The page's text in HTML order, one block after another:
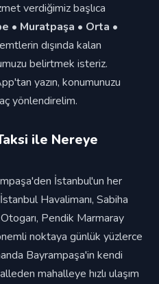
verdiğimiz başlıca
• Muratpaşa • Orta •
dışında kalan
belirtmek isteriz.
yazın, konumunuzu
yönlendirelim.
ile Nereye
İstanbul'un her
Havalimanı, Sabiha
Pendik Marmaray
noktaya günlük yüzlerce
Bayrampaşa'in kendi
mahalleye hızlı ulaşım